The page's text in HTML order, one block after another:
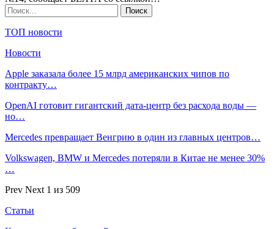
ТОП новости
Новости
Apple заказала более 15 млрд американских чипов по
контракту…
OpenAI готовит гигантский дата-центр без расхода воды —
но…
Mercedes превращает Венгрию в один из главных центров…
Volkswagen, BMW и Mercedes потеряли в Китае не менее 30%
…
Prev Next 1 из 509
Статьи